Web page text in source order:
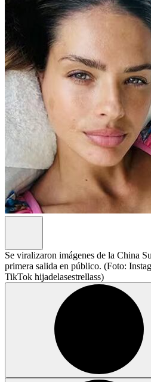
Se viralizaron imágenes de la China
primera salida en público. (Foto:
TikTok hijadelasestrellass)